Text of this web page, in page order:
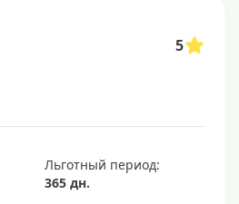
5
Льготный период:
365 дн.